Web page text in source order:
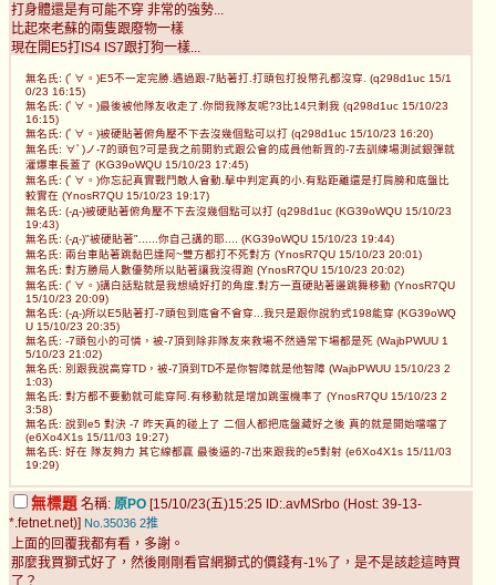
打身體還是有可能不穿 非常的強勢...
比起來老蘇的兩隻跟廢物一樣
現在開E5打IS4 IS7跟打狗一樣...
無名氏: (ﾟ∀。)E5不一定完勝.遇過跟-7貼著打.打頭包打投幣孔都沒穿. (q298d1uc 15/1
0/23 16:15)
無名氏: (ﾟ∀。)最後被他隊友收走了.你問我隊友呢?3比14只剩我 (q298d1uc 15/10/23
16:15)
無名氏: (ﾟ∀。)被硬貼著俯角壓不下去沒幾個點可以打 (q298d1uc 15/10/23 16:20)
無名氏: ∀ﾟ)ノ-7的頭包?可是我之前開豹式跟公會的成員他新買的-7去訓練場測試銀彈就
灌爆車長蓋了 (KG39oWQU 15/10/23 17:45)
無名氏: (ﾟ∀。)你忘記真實戰鬥敵人會動.擊中判定真的小.有點距離還是打肩膀和底盤比
較實在 (YnosR7QU 15/10/23 19:17)
無名氏: (-д-)被硬貼著俯角壓不下去沒幾個點可以打 (q298d1uc (KG39oWQU 15/10/23
19:43)
無名氏: (-д-)"被硬貼著"......你自己講的耶.... (KG39oWQU 15/10/23 19:44)
無名氏: 兩台車貼著跳黏巴達阿~雙方都打不死對方 (YnosR7QU 15/10/23 20:01)
無名氏: 對方勝局人數優勢所以貼著讓我沒得跑 (YnosR7QU 15/10/23 20:02)
無名氏: (ﾟ∀。)講白話點就是我想繞好打的角度.對方一直硬貼著邊跳舞移動 (YnosR7QU
15/10/23 20:09)
無名氏: (-д-)所以E5貼著打-7頭包到底會不會穿...我只是跟你說豹式198能穿 (KG39oWQ
U 15/10/23 20:35)
無名氏: -7頭包小的可憐，被-7頂到除非隊友來救場不然通常下場都是死 (WajbPWUU 1
5/10/23 21:02)
無名氏: 別跟我說高穿TD，被-7頂到TD不是你智障就是他智障 (WajbPWUU 15/10/23 2
1:03)
無名氏: 對方都不要動就可能穿阿.有移動就是增加跳蛋機率了 (YnosR7QU 15/10/23 2
3:58)
無名氏: 說到e5 對決 -7 昨天真的碰上了 二個人都把底盤藏好之後 真的就是開始噹噹了
(e6Xo4X1s 15/11/03 19:27)
無名氏: 好在 隊友夠力 其它線都贏 最後逼的-7出來跟我的e5對射 (e6Xo4X1s 15/11/03
19:29)
無標題 名稱: 原PO [15/10/23(五)15:25 ID:.avMSrbo (Host: 39-13-
*.fetnet.net)] No.35036 2推
上面的回覆我都有看，多謝。
那麼我買獅式好了，然後剛剛看官網獅式的價錢有-1%了，是不是該趁這時買
了？